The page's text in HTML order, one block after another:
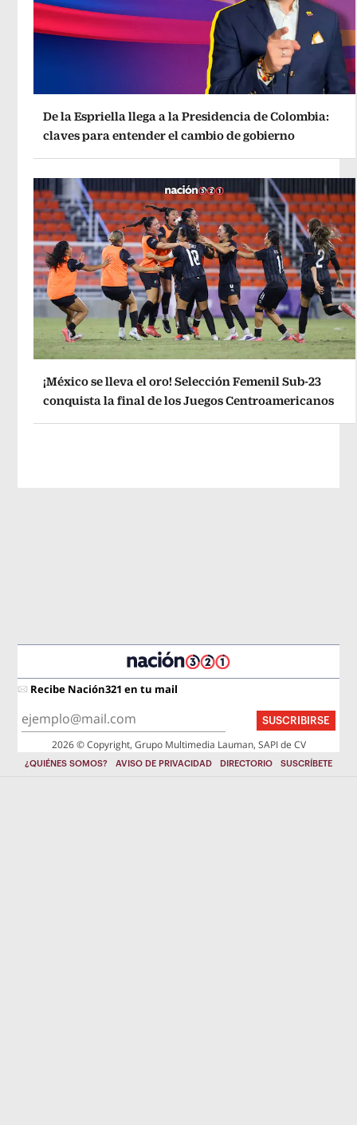
De la Espriella llega a la Presidencia de Colombia:
claves para entender el cambio de gobierno
¡México se lleva el oro! Selección Femenil Sub-23
conquista la final de los Juegos Centroamericanos
Recibe Nación321 en tu mail
SUSCRIBIRSE
2026 © Copyright, Grupo Multimedia Lauman, SAPI de CV
¿QUIÉNES SOMOS? AVISO DE PRIVACIDAD DIRECTORIO SUSCRÍBETE